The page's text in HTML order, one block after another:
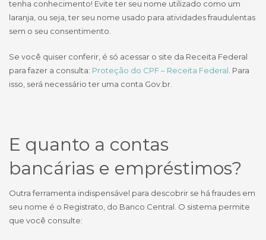
tenha conhecimento! Evite ter seu nome utilizado como um
laranja, ou seja, ter seu nome usado para atividades fraudulentas
sem o seu consentimento.
Se você quiser conferir, é só acessar o site da Receita Federal
para fazer a consulta: Proteção do CPF – Receita Federal. Para
isso, será necessário ter uma conta Gov.br.
E quanto a contas
bancárias e empréstimos?
Outra ferramenta indispensável para descobrir se há fraudes em
seu nome é o Registrato, do Banco Central. O sistema permite
que você consulte: